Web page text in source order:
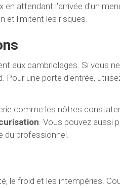
en attendant l'arrivée d'un
et limitent les risques.
aux cambriolages. Si vous
Pour une porte d'entrée,
comme les nôtres
. Vous pouvez aussi
du professionnel.
le froid et les intempéries.